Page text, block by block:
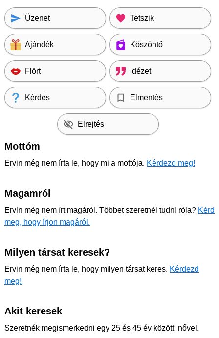
Üzenet Tetszik
Ajándék Köszöntő
Flört Idézet
Kérdés Elmentés
Elrejtés
Mottóm
Ervin még nem írta le, hogy mi a mottója. Kérdezd meg!
Magamról
Ervin még nem írt magáról. Többet szeretnél tudni róla? Kérd
meg, hogy írjon magáról.
Milyen társat keresek?
Ervin még nem írta le, hogy milyen társat keres. Kérdezd
meg!
Akit keresek
Szeretnék megismerkedni egy 25 és 45 év közötti nővel.